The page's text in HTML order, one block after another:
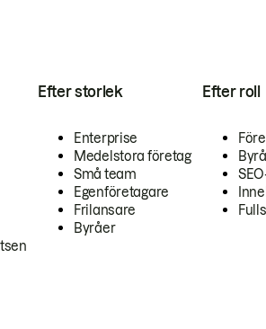
Efter storlek
Enterprise
Medelstora företag
Små team
Egenföretagare
Frilansare
Byråer
Efter roll